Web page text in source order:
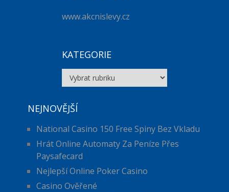
www.akcnislevy.cz
KATEGORIE
Kategorie
NEJNOVĚJŠÍ
National Casino 150 Free Spiny Bez Vkladu
Hrát Online Automaty Za Peníze Přes
Paysafecard
Nejlepší Online Poker Casino
Casino Ověřené